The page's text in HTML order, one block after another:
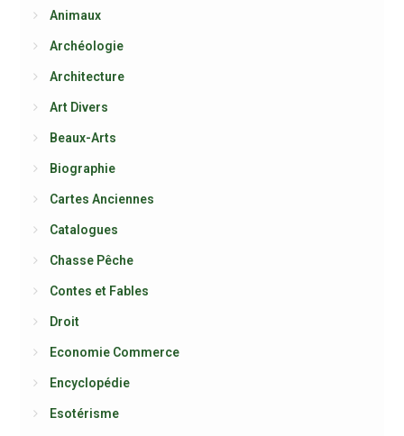
Animaux
Archéologie
Architecture
Art Divers
Beaux-Arts
Biographie
Cartes Anciennes
Catalogues
Chasse Pêche
Contes et Fables
Droit
Economie Commerce
Encyclopédie
Esotérisme